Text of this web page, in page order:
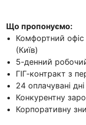
Що пропонуємо:
Комфортний
(Київ)
5-денний
ГІГ-контракт з
24 оплачувані
Конкурентну
Корпоративну